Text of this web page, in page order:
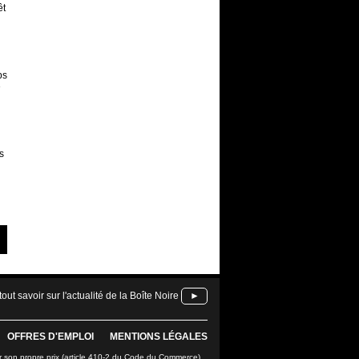
savoir sur l'actualité de la Boîte Noire ►
OFFRES D'EMPLOI MENTIONS LÉGALES
propre prix (article 410-2 du Code du Commerce).